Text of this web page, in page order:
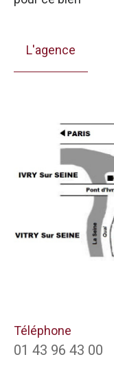
L'agence
Téléphone
01 43 96 43 00